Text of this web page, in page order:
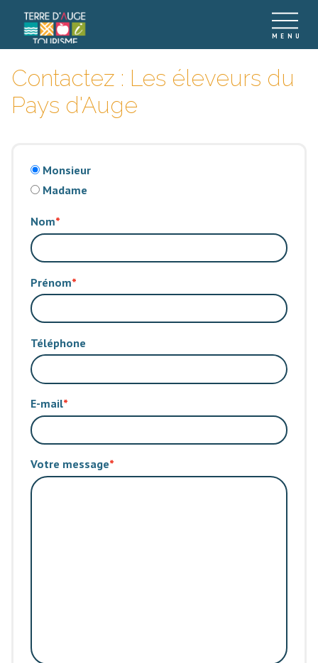
Contactez : Les éleveurs du
Pays d'Auge
Monsieur
Madame
Nom
Prénom
Téléphone
E-mail
Votre message